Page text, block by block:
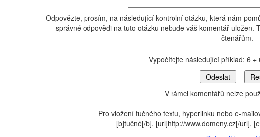
Odpovězte, prosím, na následující kontrolní otázku, která nám
správné odpovědi na tuto otázku nebude váš komentář uložen.
čtenářům.
Vypočítejte následující příklad: 6 +
V rámci komentářů nelze
Pro vložení tučného textu, hyperlinku nebo e-
[b]tučné[/b], [url]http://www.domeny.cz[/url],